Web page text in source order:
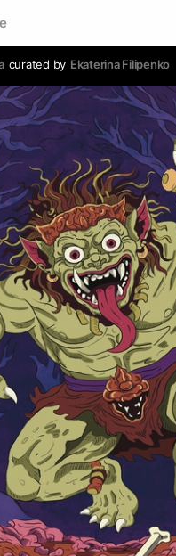
curated by Ekaterina Filipenko